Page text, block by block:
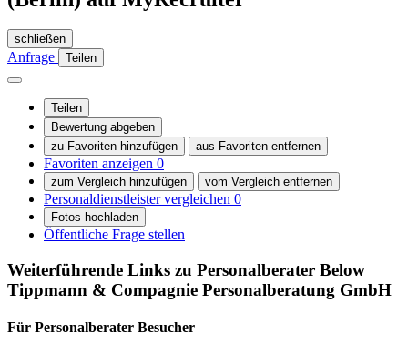
schließen
Anfrage Teilen
Teilen
Bewertung abgeben
zu Favoriten hinzufügen
aus Favoriten entfernen
Favoriten anzeigen 0
zum Vergleich hinzufügen vom Vergleich entfernen
Personaldienstleister vergleichen 0
Fotos hochladen
Öffentliche Frage stellen
Weiterführende Links zu Personalberater Below
Tippmann & Compagnie Personalberatung GmbH
Für Personalberater Besucher